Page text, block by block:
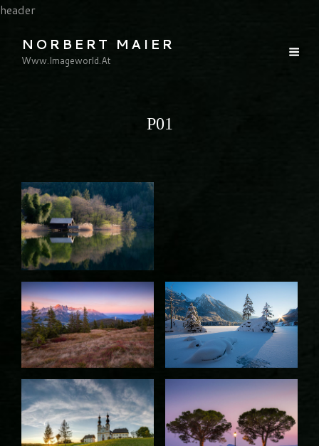
header
NORBERT MAIER
Www.imageworld.at
P01